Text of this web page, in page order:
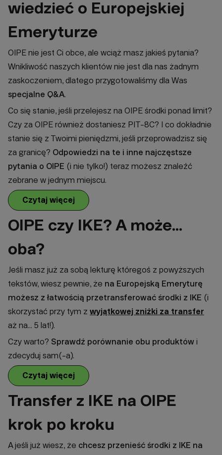
wiedzieć o Europejskiej
Emeryturze
OIPE nie jest Ci obce, ale wciąż masz jakieś pytania?
Wnikliwość naszych klientów nie jest dla nas żadnym
zaskoczeniem, dlatego przygotowaliśmy dla Was
specjalne Q&A.
Co się stanie, jeśli przelejesz na OIPE środki ponad limit?
Czy za OIPE również dostaniesz PIT-8C? I co dokładnie
stanie się z Twoimi pieniędzmi, jeśli przeprowadzisz się
za granicę? Odpowiedzi na te i inne najczęstsze
pytania o OIPE (i nie tylko!) teraz możesz znaleźć
zebrane w jednym miejscu.
Czytaj więcej
OIPE czy IKE? A może...
oba?
Jeśli masz już za sobą lekturę któregoś z powyższych
tekstów, wiesz pewnie, że na Europejską Emeryturę
możesz z łatwością przetransferować środki z IKE (i
skorzystać przy tym z wyjątkowej zniżki za transfer
aż na... 5 lat!).
Czy warto? Sprawdź porównanie obu produktów i
zdecyduj sam(-a).
Czytaj więcej
Transfer z IKE na OIPE
krok po kroku
A jeśli już wiesz, że chcesz przenieść środki z IKE na